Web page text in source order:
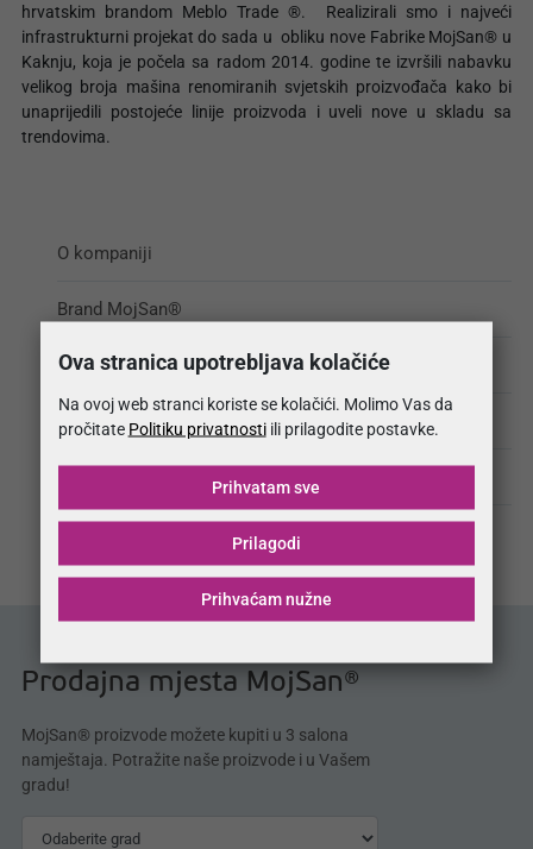
hrvatskim brandom Meblo Trade ®. Realizirali smo i najveći
infrastrukturni projekat do sada u obliku nove Fabrike MojSan® u
Kaknju, koja je počela sa radom 2014. godine te izvršili nabavku
velikog broja mašina renomiranih svjetskih proizvođača kako bi
unaprijedili postojeće linije proizvoda i uveli nove u skladu sa
trendovima.
O kompaniji
Brand MojSan®
Politika kvaliteta
Hotelski program
Prodajna mjesta MojSan®
MojSan® proizvode možete kupiti u 3 salona
namještaja. Potražite naše proizvode i u Vašem
gradu!
Ova stranica upotrebljava kolačiće
Na ovoj web stranci koriste se kolačići. Molimo Vas da
pročitate Politiku privatnostiili prilagodite postavke.
Prihvaćam nužne
Prilagodi
Prihvatam sve